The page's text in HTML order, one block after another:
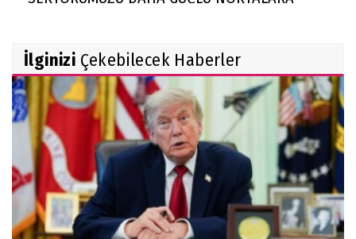
Rekabet Kurumu market zincirinin devrine
'koşullu izin' verdi
FAA yüzlerce Boeing 737 Max uçağında çatlak
incelemesi istedi
Trendyol 1. Lig'de yeni sezon başlıyor
İlginizi Çekebilecek Haberler